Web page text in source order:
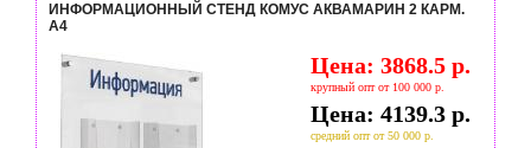
ИНФОРМАЦИОННЫЙ СТЕНД КОМУС АКВАМАРИН 2 КАРМ.
А4
Цена: 3868.5 р.
крупный опт от 100 000 р.
Цена: 4139.3 р.
средний опт от 50 000 р.